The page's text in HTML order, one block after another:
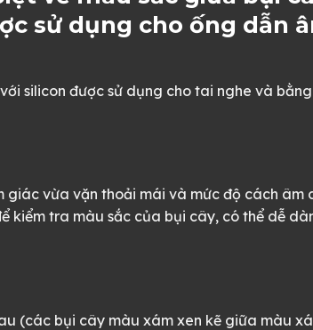
sử dụng cho ống dẫn
silicon được sử dụng cho tai nghe và
vừa vặn thoải mái và mức độ cách
kiểm tra màu sắc của bụi cây, có thể dễ
(các bụi cây màu xám xen kẽ giữa màu